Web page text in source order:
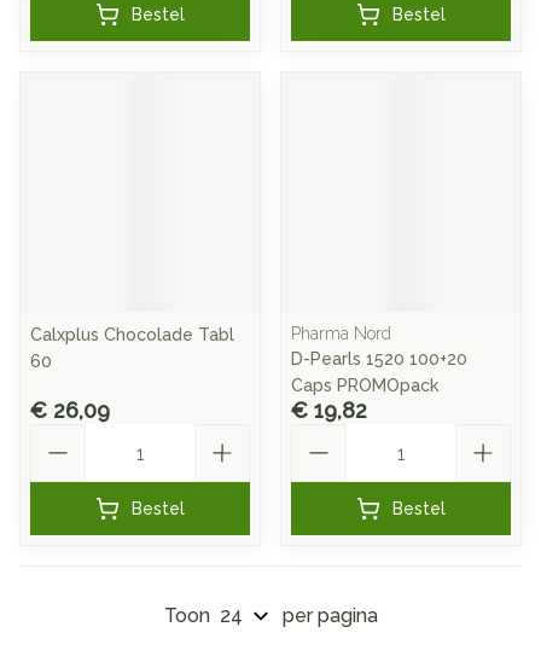
Bestel Bestel
Calxplus Chocolade Tabl
60
€ 26,09
Bestel
Pharma Nord
D-Pearls 1520 100+20
Caps PROMOpack
€ 19,82
Bestel
Toon per pagina